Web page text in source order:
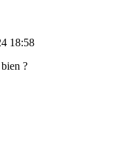
18:58
?